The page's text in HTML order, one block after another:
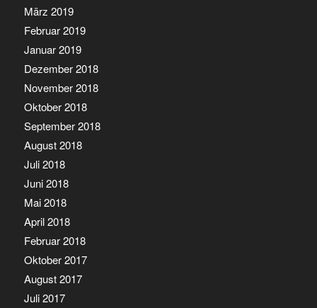
März 2019
Februar 2019
Januar 2019
Dezember 2018
November 2018
Oktober 2018
September 2018
August 2018
Juli 2018
Juni 2018
Mai 2018
April 2018
Februar 2018
Oktober 2017
August 2017
Juli 2017